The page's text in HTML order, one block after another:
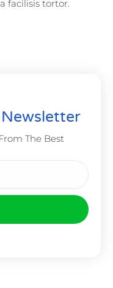
facilisis tortor.
The Best